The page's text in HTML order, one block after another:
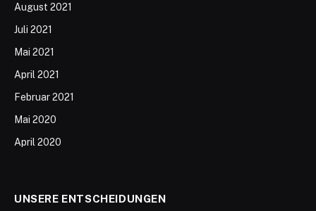
August 2021
Juli 2021
Mai 2021
April 2021
Februar 2021
Mai 2020
April 2020
UNSERE ENTSCHEIDUNGEN